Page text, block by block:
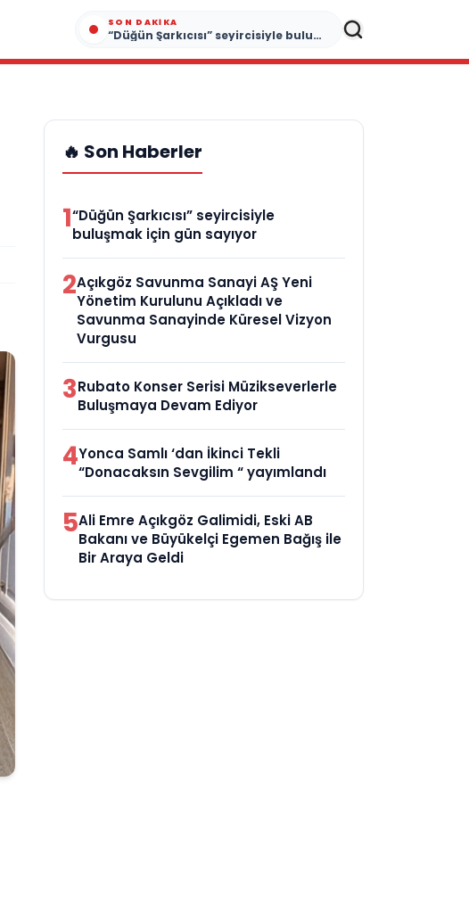
SON DAKIKA
“Düğün Şarkıcısı” seyircisiyle buluşmak için gün sayıyor
🔥 Son Haberler
1“Düğün Şarkıcısı” seyircisiyle
buluşmak için gün sayıyor
2Açıkgöz Savunma Sanayi AŞ Yeni
Yönetim Kurulunu Açıkladı ve
Savunma Sanayinde Küresel Vizyon
Vurgusu
3Rubato Konser Serisi Müzikseverlerle
Buluşmaya Devam Ediyor
4Yonca Samlı ‘dan İkinci Tekli
“Donacaksın Sevgilim “ yayımlandı
5Ali Emre Açıkgöz Galimidi, Eski AB
Bakanı ve Büyükelçi Egemen Bağış ile
Bir Araya Geldi